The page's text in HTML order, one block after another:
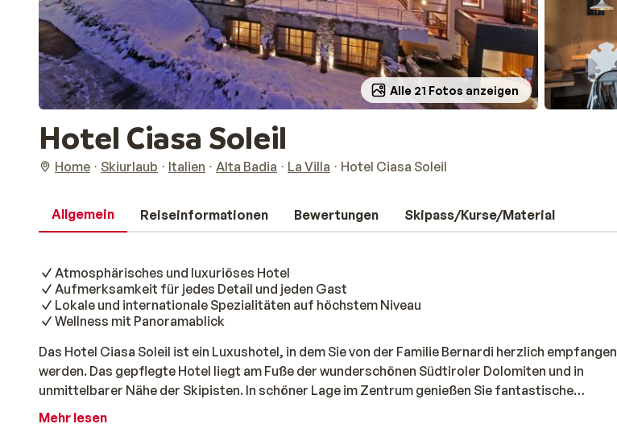
Alle 21 Fotos anzeigen
Hotel Ciasa Soleil
Home Skiurlaub Italien Alta Badia La Villa Hotel Ciasa Soleil
Allgemein Reiseinformationen Bewertungen Skipass/Kurse/Material
Atmosphärisches und luxuriöses Hotel
Aufmerksamkeit für jedes Detail und jeden Gast
Lokale und internationale Spezialitäten auf höchstem Niveau
Wellness mit Panoramablick
Das Hotel Ciasa Soleil ist ein Luxushotel, in dem Sie von der Familie Bernardi herzlich empfangen
werden. Das gepflegte Hotel liegt am Fuße der wunderschönen Südtiroler Dolomiten und in
unmittelbarer Nähe der Skipisten. In schöner Lage im Zentrum genießen Sie fantastische
Mahlzeiten und moderne Gastfreundschaft. Die Zimmer sind geschmackvoll eingerichtet und
Mehr lesen